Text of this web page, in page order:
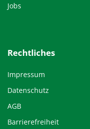
Jobs
Rechtliches
Impressum
Datenschutz
AGB
Barrierefreiheit